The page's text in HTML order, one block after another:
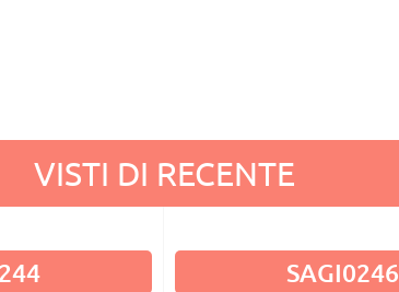
VISTI DI RECENTE
SAGI0246